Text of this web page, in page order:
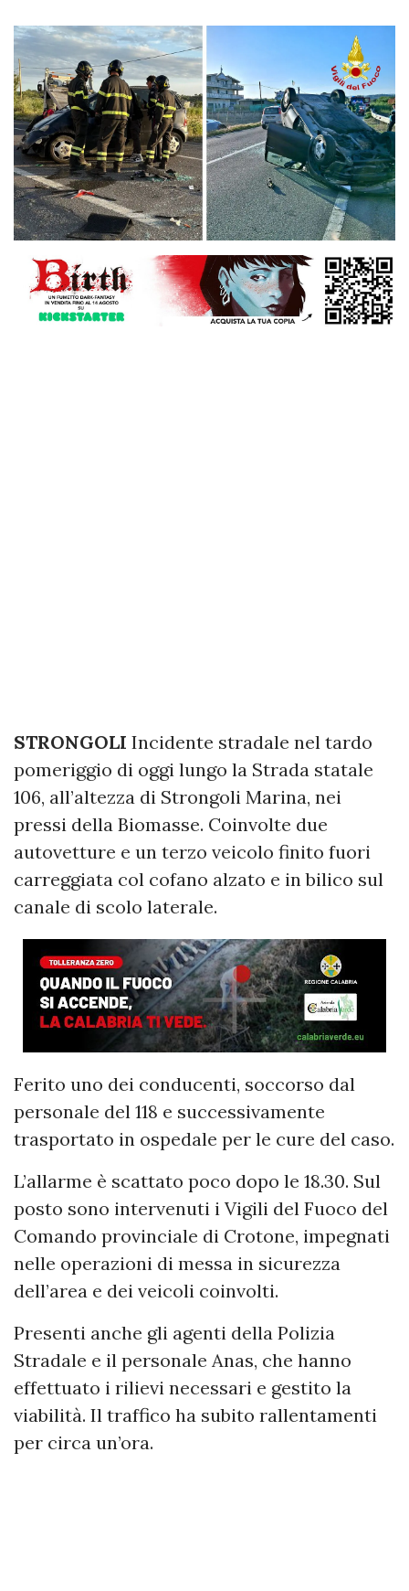
STRONGOLI Incidente stradale nel tardo
pomeriggio di oggi lungo la Strada statale
106, all’altezza di Strongoli Marina, nei
pressi della Biomasse. Coinvolte due
autovetture e un terzo veicolo finito fuori
carreggiata col cofano alzato e in bilico sul
canale di scolo laterale.
Ferito uno dei conducenti, soccorso dal
personale del 118 e successivamente
trasportato in ospedale per le cure del caso.
L’allarme è scattato poco dopo le 18.30. Sul
posto sono intervenuti i Vigili del Fuoco del
Comando provinciale di Crotone, impegnati
nelle operazioni di messa in sicurezza
dell’area e dei veicoli coinvolti.
Presenti anche gli agenti della Polizia
Stradale e il personale Anas, che hanno
effettuato i rilievi necessari e gestito la
viabilità. Il traffico ha subito rallentamenti
per circa un’ora.